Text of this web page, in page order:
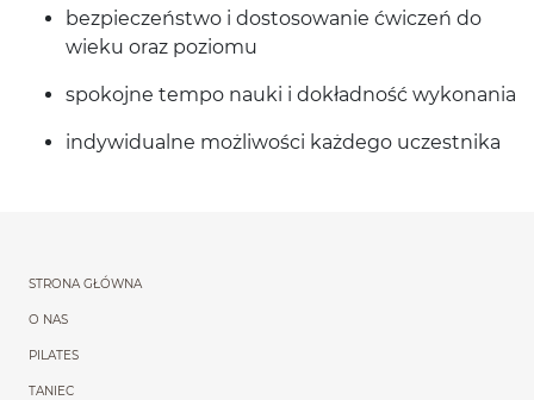
bez­pieczeństwo i dos­tosowanie ćwiczeń do
wieku oraz poziomu
spoko­jne tempo nauki i dokład­ność wykonania
indy­wid­u­alne możli­wości każdego uczestnika
Menu główne
STRONA GŁÓWNA
O NAS
PILATES
TANIEC